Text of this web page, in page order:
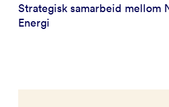
Strategisk samarbeid mellom
Energi